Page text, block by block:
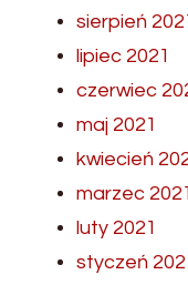
sierpień
lipiec 2021
czerwiec
maj 2021
kwiecień
marzec 2021
luty 2021
styczeń